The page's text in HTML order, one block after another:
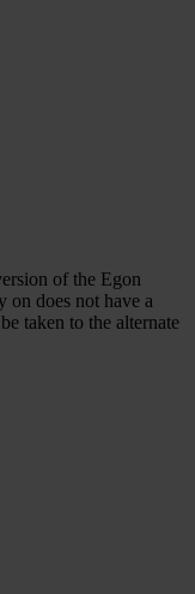
of the Egon
on does not have a
taken to the alternate